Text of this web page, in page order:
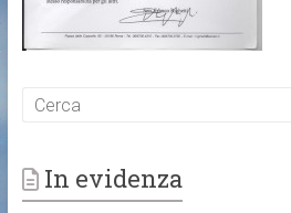
In evidenza